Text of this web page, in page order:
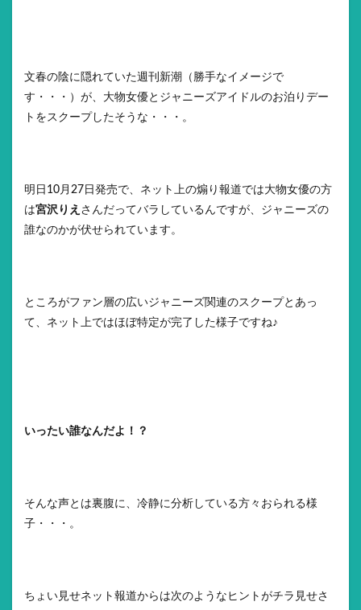
文春の陰に隠れていた週刊新潮（勝手なイメージで
す・・・）が、大物女優とジャニーズアイドルのお泊りデー
トをスクープしたそうな・・・。
明日10月27日発売で、ネット上の煽り報道では大物女優の方
は宮沢りえ さんだってバラしているんですが、ジャニーズの
誰なのかが伏せられています。
ところがファン層の広いジャニーズ関連のスクープとあっ
て、ネット上ではほぼ特定が完了した様子ですね♪
いったい誰なんだよ！？
そんな声とは裏腹に、冷静に分析している方々おられる様
子・・・。
ちょい見せネット報道からは次のようなヒントがチラ見せさ